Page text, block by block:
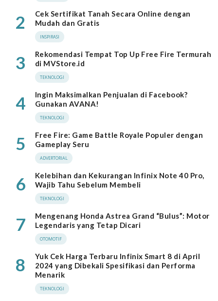
2
Cek Sertifikat Tanah Secara Online dengan
Mudah dan Gratis
INSPIRASI
3
Rekomendasi Tempat Top Up Free Fire Termurah
di MVStore.id
TEKNOLOGI
4
Ingin Maksimalkan Penjualan di Facebook?
Gunakan AVANA!
TEKNOLOGI
5
Free Fire: Game Battle Royale Populer dengan
Gameplay Seru
ADVERTORIAL
6
Kelebihan dan Kekurangan Infinix Note 40 Pro,
Wajib Tahu Sebelum Membeli
TEKNOLOGI
7
Mengenang Honda Astrea Grand “Bulus”: Motor
Legendaris yang Tetap Dicari
OTOMOTIF
8
Yuk Cek Harga Terbaru Infinix Smart 8 di April
2024 yang Dibekali Spesifikasi dan Performa
Menarik
TEKNOLOGI